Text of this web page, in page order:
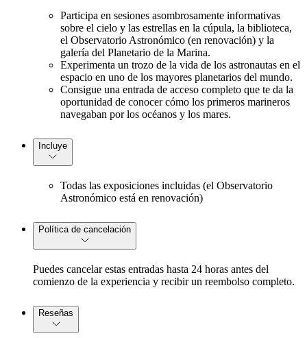
Participa en sesiones asombrosamente informativas
sobre el cielo y las estrellas en la cúpula, la biblioteca,
el Observatorio Astronómico (en renovación) y la
galería del Planetario de la Marina.
Experimenta un trozo de la vida de los astronautas en el
espacio en uno de los mayores planetarios del mundo.
Consigue una entrada de acceso completo que te da la
oportunidad de conocer cómo los primeros marineros
navegaban por los océanos y los mares.
Incluye
Todas las exposiciones incluidas (el Observatorio
Astronómico está en renovación)
Política de cancelación
Puedes cancelar estas entradas hasta 24 horas antes del
comienzo de la experiencia y recibir un reembolso completo.
Reseñas